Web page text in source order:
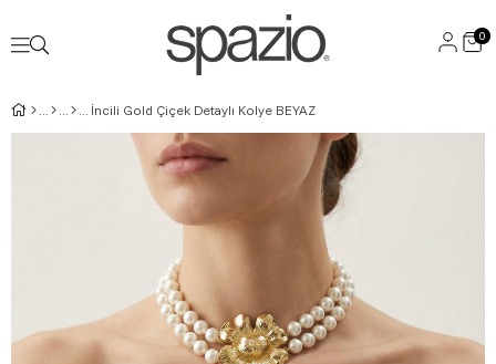
0
İncili Gold Çiçek Detaylı Kolye BEYAZ